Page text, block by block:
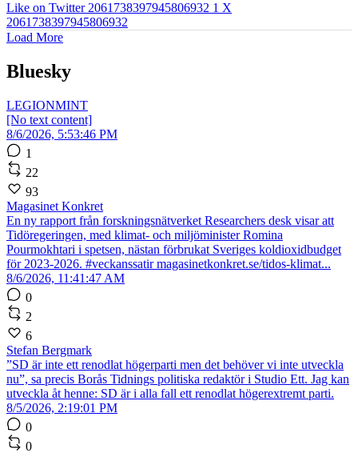
Like on Twitter 2061738397945806932 1 X
2061738397945806932
Load More
Bluesky
LEGIONMINT
[No text content]
8/6/2026, 5:53:46 PM
1
22
93
Magasinet Konkret
En ny rapport från forskningsnätverket Researchers desk visar att
Tidöregeringen, med klimat- och miljöminister Romina
Pourmokhtari i spetsen, nästan förbrukat Sveriges koldioxidbudget
för 2023-2026. #veckanssatir magasinetkonkret.se/tidos-klimat...
8/6/2026, 11:41:47 AM
0
2
6
Stefan Bergmark
”SD är inte ett renodlat högerparti men det behöver vi inte utveckla
nu”, sa precis Borås Tidnings politiska redaktör i Studio Ett. Jag kan
utveckla åt henne: SD är i alla fall ett renodlat högerextremt parti.
8/5/2026, 2:19:01 PM
0
0